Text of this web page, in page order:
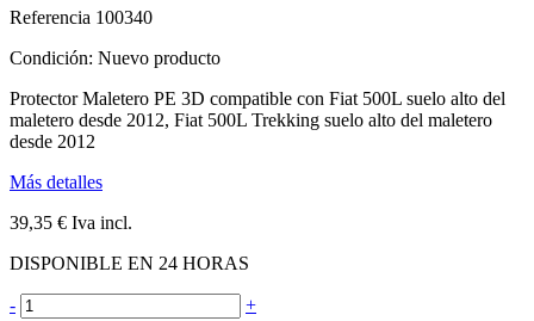
Referencia 100340
Condición: Nuevo producto
Protector Maletero PE 3D compatible con Fiat 500L suelo alto del
maletero desde 2012, Fiat 500L Trekking suelo alto del maletero
desde 2012
Más detalles
39,35 € Iva incl.
DISPONIBLE EN 24 HORAS
- +